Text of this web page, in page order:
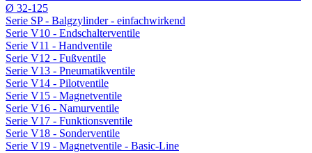
Ø 32-125
Serie SP - Balgzylinder - einfachwirkend
Serie V10 - Endschalterventile
Serie V11 - Handventile
Serie V12 - Fußventile
Serie V13 - Pneumatikventile
Serie V14 - Pilotventile
Serie V15 - Magnetventile
Serie V16 - Namurventile
Serie V17 - Funktionsventile
Serie V18 - Sonderventile
Serie V19 - Magnetventile - Basic-Line